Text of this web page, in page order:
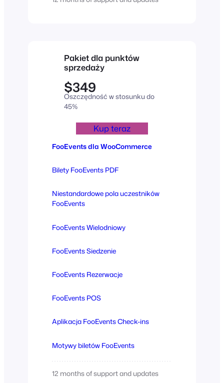
Pakiet dla punktów
sprzedaży
$349
Oszczędność w stosunku do
45%
Kup teraz
FooEvents dla WooCommerce
Bilety FooEvents PDF
Niestandardowe pola uczestników
FooEvents
FooEvents Wielodniowy
FooEvents Siedzenie
FooEvents Rezerwacje
FooEvents POS
Aplikacja FooEvents Check-ins
Motywy biletów FooEvents
12 months of support and updates